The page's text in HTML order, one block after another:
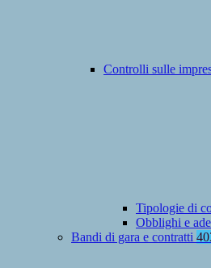
Controlli sulle
Tipologie di
Obblighi e
Bandi di gara e contratti